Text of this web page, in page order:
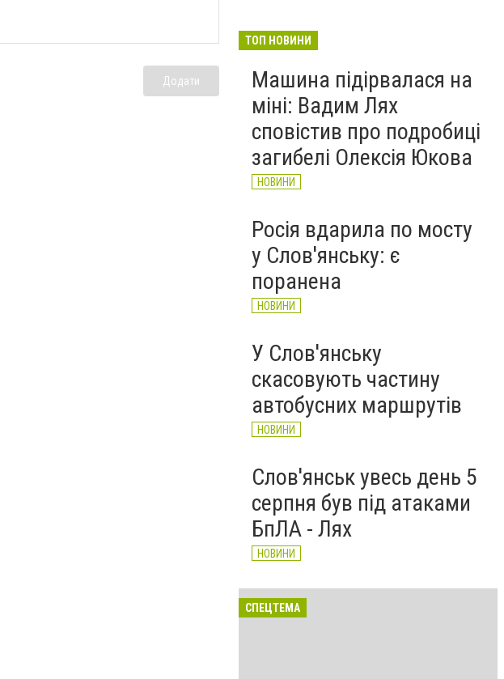
Додати
працюють на Донеччині
НОВИНИ
ТОП НОВИНИ
Машина підірвалася на
міні: Вадим Лях
сповістив про подробиці
загибелі Олексія Юкова
НОВИНИ
Росія вдарила по мосту
у Слов'янську: є
поранена
НОВИНИ
У Слов'янську
скасовують частину
автобусних маршрутів
НОВИНИ
Слов'янськ увесь день 5
серпня був під атаками
БпЛА - Лях
НОВИНИ
СПЕЦТЕМА